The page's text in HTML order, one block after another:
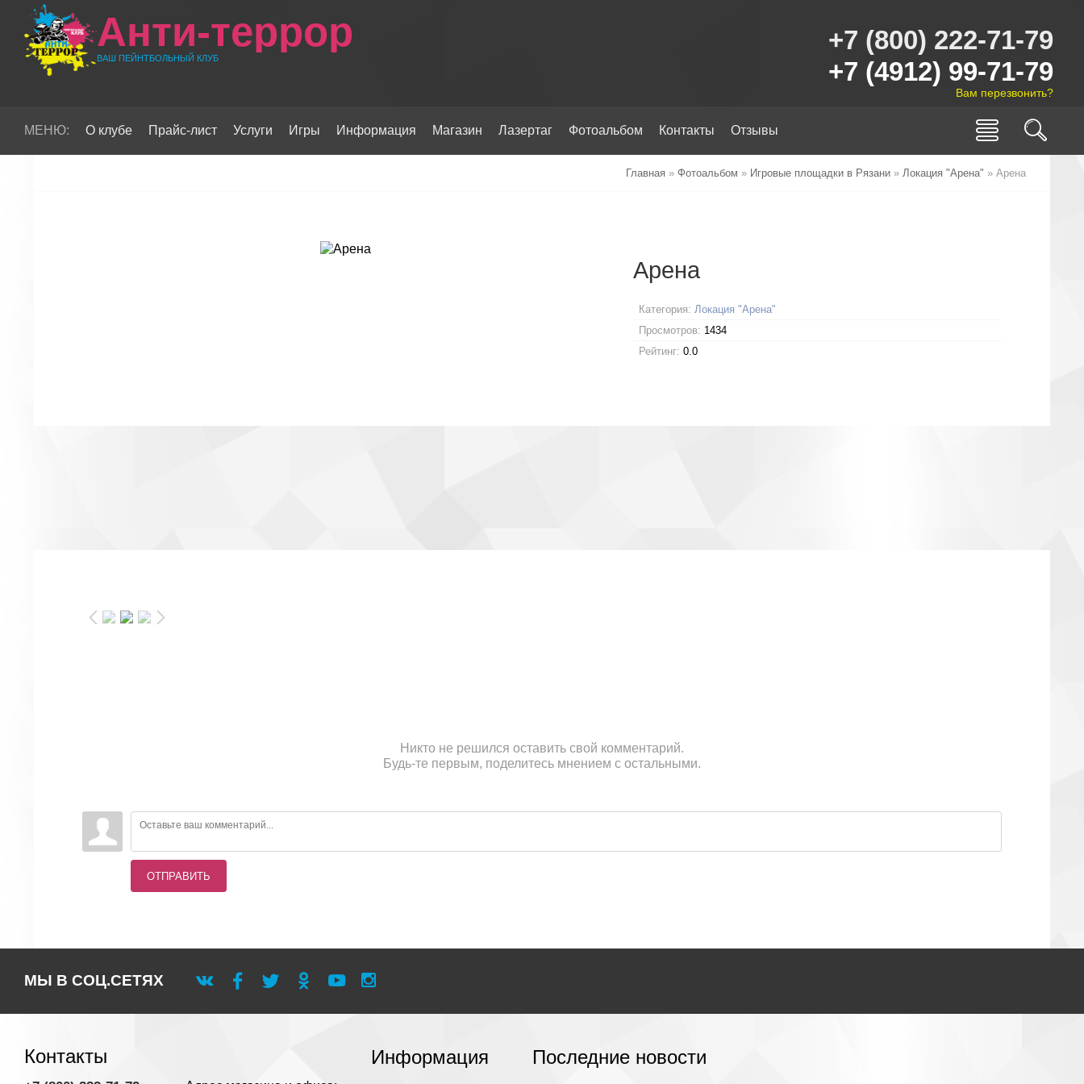
Анти-террор
ВАШ ПЕЙНТБОЛЬНЫЙ КЛУБ
+7 (800) 222-71-79
+7 (4912) 99-71-79
Вам перезвонить?
МЕНЮ: О клубе Прайс-лист Услуги Игры Информация Магазин Лазертаг Фотоальбом Контакты Отзывы
Главная » Фотоальбом » Игровые площадки в Рязани » Локация "Арена" » Арена
Арена
Категория: Локация "Арена"
Просмотров: 1434
Рейтинг: 0.0
Никто не решился оставить свой комментарий.
Будь-те первым, поделитесь мнением с остальными.
ОТПРАВИТЬ
МЫ В СОЦ.СЕТЯХ
Контакты Информация Последние новости